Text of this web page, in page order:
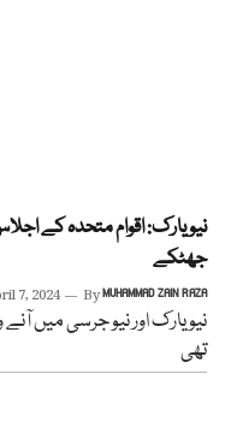
نیو یارک: اقوام متحدہ کے
جھٹکے
7, 2024 ByMUHAMMAD ZAIN RAZA
تھی